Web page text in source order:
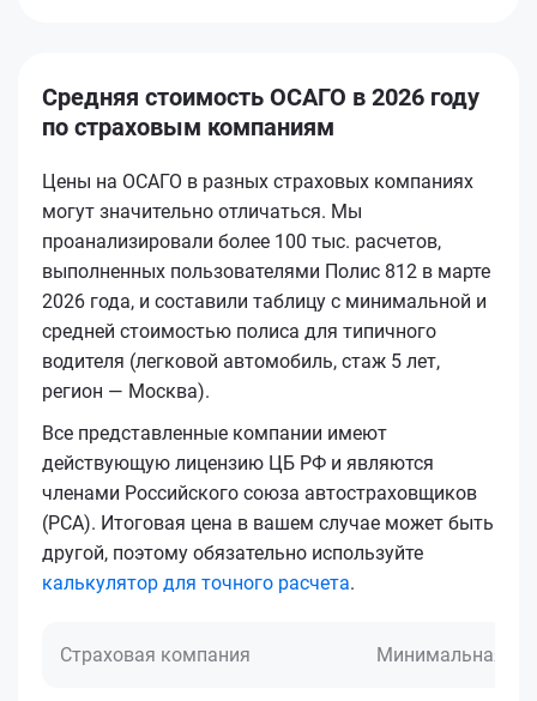
Средняя стоимость ОСАГО в 2026 году
по страховым компаниям
Цены на ОСАГО в разных страховых компаниях
могут значительно отличаться. Мы
проанализировали более 100 тыс. расчетов,
выполненных пользователями Полис 812 в марте
2026 года, и составили таблицу с минимальной и
средней стоимостью полиса для типичного
водителя (легковой автомобиль, стаж 5 лет,
регион — Москва).
Все представленные компании имеют
действующую лицензию ЦБ РФ и являются
членами Российского союза автостраховщиков
(РСА). Итоговая цена в вашем случае может быть
другой, поэтому обязательно используйте
калькулятор для точного расчета.
Страховая компания Минимальная